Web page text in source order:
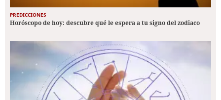
PREDICCIONES
Horóscopo de hoy: descubre qué le espera a tu signo del zodiaco